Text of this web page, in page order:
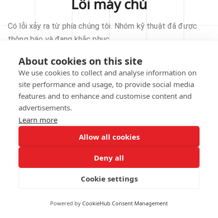
About cookies on this site
We use cookies to collect and analyse information on
site performance and usage, to provide social media
features and to enhance and customise content and
advertisements.
Learn more
Allow all cookies
Deny all
Cookie settings
Powered by CookieHub Consent Management
Lỗi máy chủ
Có lỗi xảy ra từ phía chúng tôi. Nhóm kỹ thuật đã được
thông báo và đang khắc phục.
THỬ LẠI
VỀ TRANG CHỦ
notified.